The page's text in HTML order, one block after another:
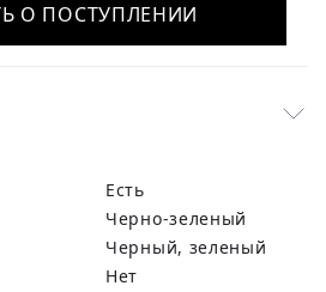
О ПОСТУПЛЕНИИ
есть
Черно-зеленый
черный, зеленый
Нет